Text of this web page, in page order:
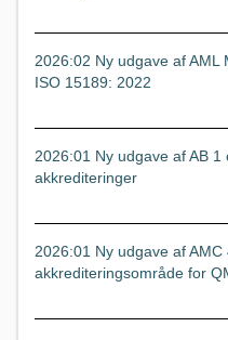
2026:02 Ny udgave af AML
ISO 15189: 2022
2026:01 Ny udgave af AB
akkrediteringer
2026:01 Ny udgave af
akkrediteringsområde for